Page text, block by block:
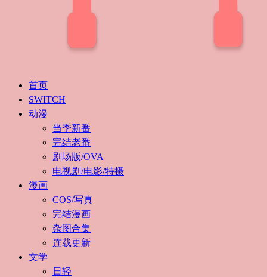
首页
SWITCH
动漫
当季新番
完结老番
剧场版/OVA
电视剧/电影/特摄
漫画
COS/写真
完结漫画
杂图合集
连载更新
文学
日轻